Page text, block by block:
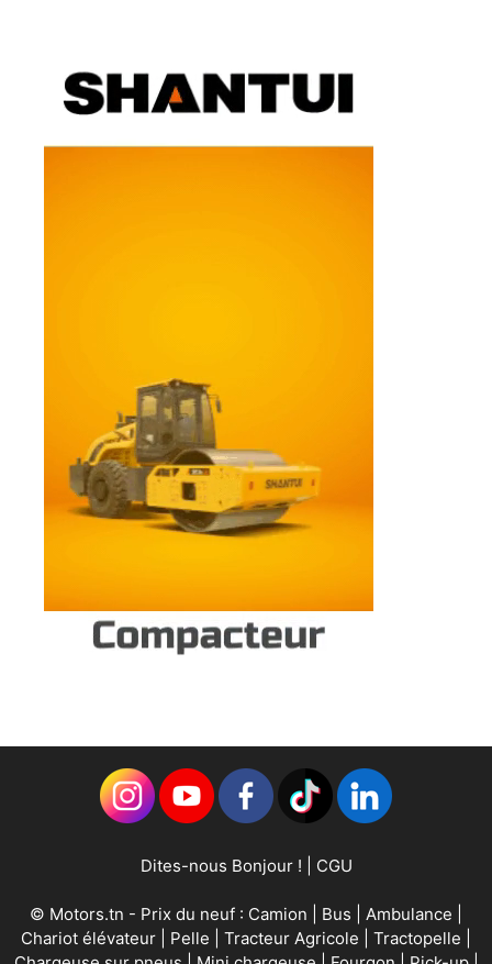
Dites-nous Bonjour ! CGU
© Motors.tn - Prix du neuf : Camion Bus Ambulance
Chariot élévateur
Pelle Tracteur Agricole Tractopelle